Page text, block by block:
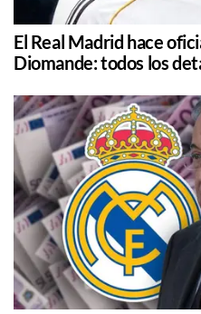
El Real Madrid hace
Diomande: todos los